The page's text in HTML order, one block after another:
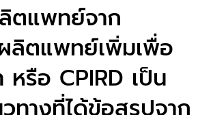
ตแพทย์จาก
ลิตแพทย์เพิ่มเพื่อ
หรือ CPIRD เป็น
ทางที่ได้ข้อสรุปจาก